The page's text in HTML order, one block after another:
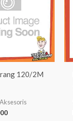
120/2M